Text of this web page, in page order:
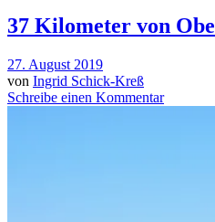
37 Kilometer von
27. August 2019
von Ingrid Schick-Kreß
Schreibe einen Kommentar